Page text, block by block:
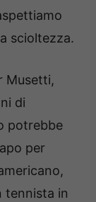
scioltezza.
Musetti,
di
potrebbe
per
tennista in